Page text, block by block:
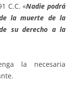
C.C. «Nadie podrá
la muerte de la
su derecho a la
la necesaria